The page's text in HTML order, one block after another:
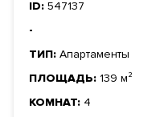
ID: 547137
-
ТИП: Апартаменты
ПЛОЩАДЬ: 139 м²
КОМНАТ: 4